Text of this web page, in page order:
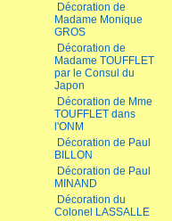
Décoration de
Madame Monique
GROS
Décoration de
Madame TOUFFLET
par le Consul du
Japon
Décoration de Mme
TOUFFLET dans
l'ONM
Décoration de Paul
BILLON
Décoration de Paul
MINAND
Décoration du
Colonel LASSALLE